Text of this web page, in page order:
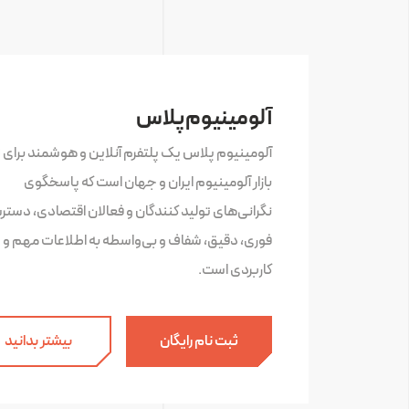
آلومینیوم پلاس
آلومینیوم پلاس یک پلتفرم آنلاین و هوشمند
بازار آلومینیوم ایران و جهان است که پاسخگوی
نگرانی‌های تولید کنندگان و فعالان اقتصادی،
فوری، دقیق، شفاف و بی‌واسطه به اطلاعات مهم و
کاربردی است.
ثبت نام رایگان بیشتر بدانید